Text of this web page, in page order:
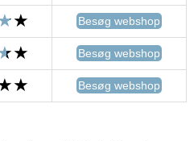
Besøg webshop
Besøg webshop
Besøg webshop